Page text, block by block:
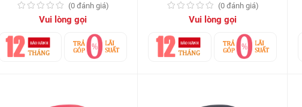
(0 đánh giá)
Vui lòng gọi
(0 đánh giá)
Vui lòng gọi